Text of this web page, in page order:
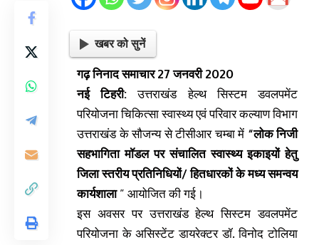
खबर को सुनें
गढ़ निनाद समाचार 27 जनवरी 2020
नई टिहरी: उत्तराखंड हेल्थ सिस्टम डवलपमेंट
परियोजना चिकित्सा स्वास्थ्य एवं परिवार कल्याण विभाग
उत्तराखंड के सौजन्य से टीसीआर चम्बा में “लोक निजी
सहभागिता मॉडल पर संचालित स्वास्थ्य इकाइयों हेतु
जिला स्तरीय प्रतिनिधियों/ हितधारकों के मध्य समन्वय
कार्यशाला” आयोजित की गई।
इस अवसर पर उत्तराखंड हेल्थ सिस्टम डवलपमेंट
परियोजना के असिस्टेंट डायरेक्टर डॉ. विनोद टोलिया